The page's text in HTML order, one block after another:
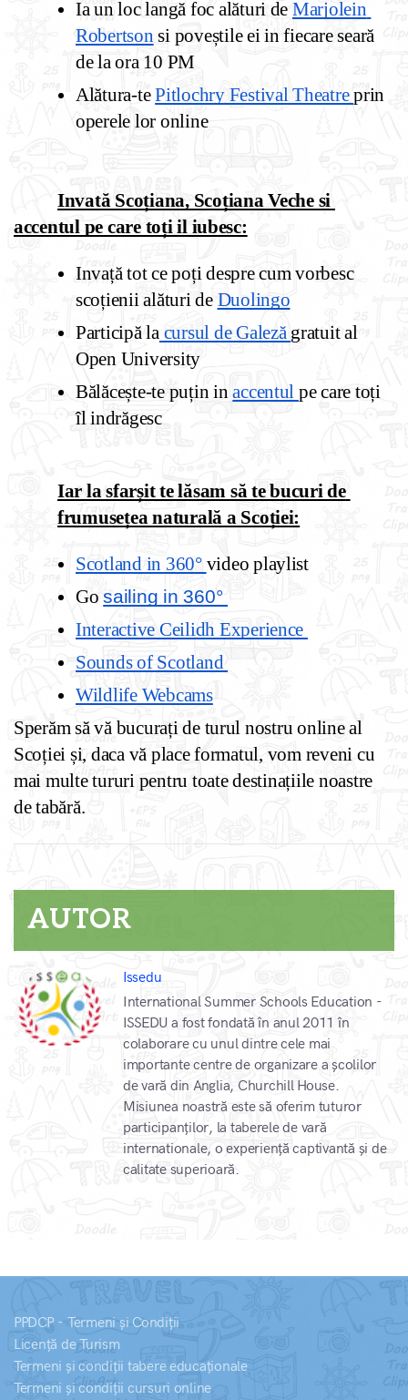
Ia un loc langă foc alături de Marjolein
Robertson si poveștile ei in fiecare seară
de la ora 10 PM
Alătura-te Pitlochry Festival Theatre prin
operele lor online
Invată Scoțiana, Scoțiana Veche si
accentul pe care toți il iubesc:
Invață tot ce poți despre cum vorbesc
scoțienii alături de Duolingo
Participă la cursul de Galeză gratuit al
Open University
Bălăcește-te puțin in accentul pe care toți
îl indrăgesc
Iar la sfarșit te lăsam să te bucuri de
frumusețea naturală a Scoției:
Scotland in 360° video playlist
Go sailing in 360°
Interactive Ceilidh Experience
Sounds of Scotland
Wildlife Webcams
Sperăm să vă bucurați de turul nostru online al
Scoției și, daca vă place formatul, vom reveni cu
mai multe tururi pentru toate destinațiile noastre
de tabără.
AUTOR
Issedu
International Summer Schools Education -
ISSEDU a fost fondată în anul 2011 în
colaborare cu unul dintre cele mai
importante centre de organizare a școlilor
de vară din Anglia, Churchill House.
Misiunea noastră este să oferim tuturor
participanților, la taberele de vară
internationale, o experiență captivantă și de
calitate superioară.
PPDCP - Termeni și Condiții
Licență de Turism
Termeni și condiții tabere educaționale
Termeni și condiții cursuri online